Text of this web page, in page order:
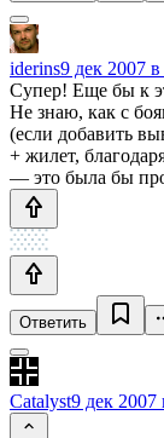
iderins9 дек 2007
Супер! Еще бы к
Не знаю, как с
(если добавить
+ жилет,
— это была бы
Ответить
Catalyst9 дек 2007